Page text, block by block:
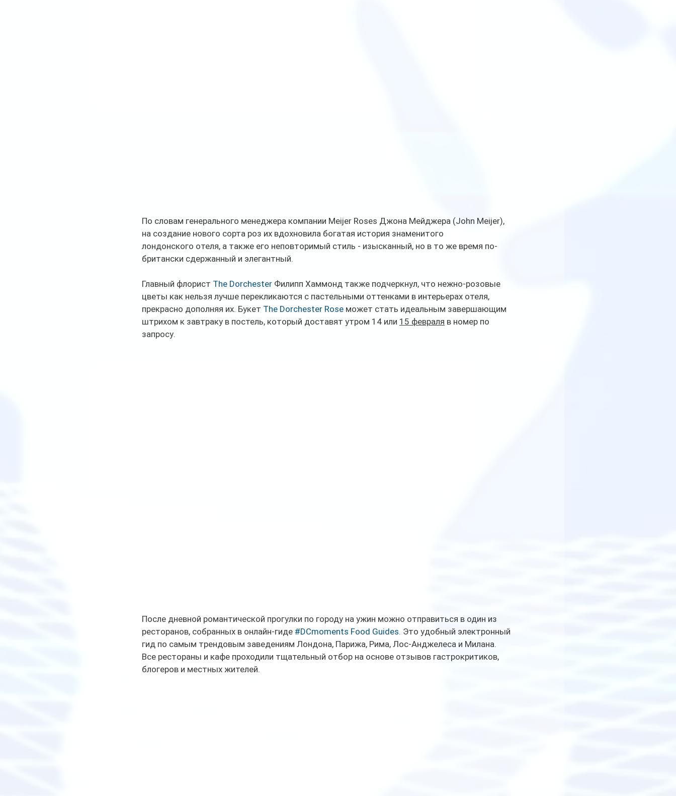
По словам генерального менеджера компании Meijer Roses Джона Мейджера (John Meijer),
на создание нового сорта роз их вдохновила богатая история знаменитого
лондонского отеля, а также его неповторимый стиль - изысканный, но в то же время по-
британски сдержанный и элегантный.
Главный флорист The Dorchester Филипп Хаммонд также подчеркнул, что нежно-розовые
цветы как нельзя лучше перекликаются с пастельными оттенками в интерьерах отеля,
прекрасно дополняя их. Букет The Dorchester Rose может стать идеальным завершающим
штрихом к завтраку в постель, который доставят утром 14 или 15 февраля в номер по
запросу.
После дневной романтической прогулки по городу на ужин можно отправиться в один из
ресторанов, собранных в онлайн-гиде #DCmoments Food Guides. Это удобный электронный
гид по самым трендовым заведениям Лондона, Парижа, Рима, Лос-Анджелеса и Милана.
Все рестораны и кафе проходили тщательный отбор на основе отзывов гастрокритиков,
блогеров и местных жителей.